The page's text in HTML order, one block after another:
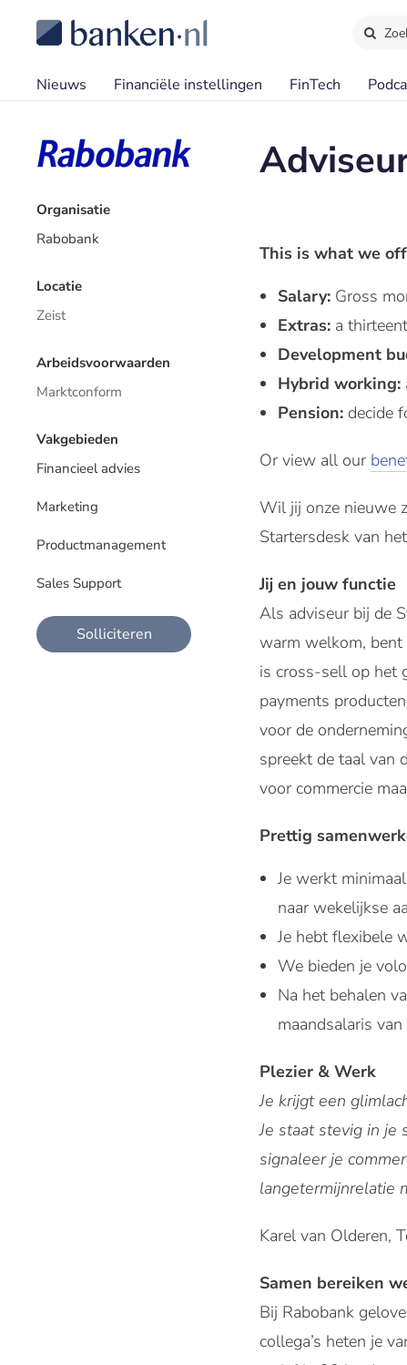
Nieuws Financiële instellingen FinTech
Organisatie
Rabobank
Locatie
Zeist
Arbeidsvoorwaarden
Marktconform
Vakgebieden
Financieel advies
Marketing
Productmanagement
Sales Support
Solliciteren
This is what we
Salary: Gross
Extras: a
Development
Hybrid working:
Pension: decide
Or view all our
Wil jij onze nieuwe
Startersdesk van
Jij en jouw functie
Als adviseur bij de
warm welkom, bent
is cross-sell op het
payments
voor de
spreekt de taal van
voor commercie
Prettig
Je werkt
naar wekelijkse
Je hebt flexibele
We bieden je
Na het behalen
maandsalaris
Plezier & Werk
Je krijgt een
Je staat stevig in je
signaleer je
langetermijnrelatie
Karel van Olderen,
Samen bereiken
Bij Rabobank
collega’s heten je